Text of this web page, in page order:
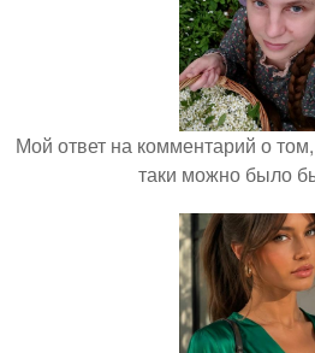
Мой ответ на комментарий о
таки можно было